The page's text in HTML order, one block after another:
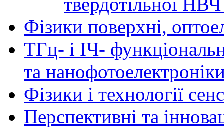
твердотільної
Фізики поверхні,
ТГц- і ІЧ-
та
Фізики і технології
Перспективні та